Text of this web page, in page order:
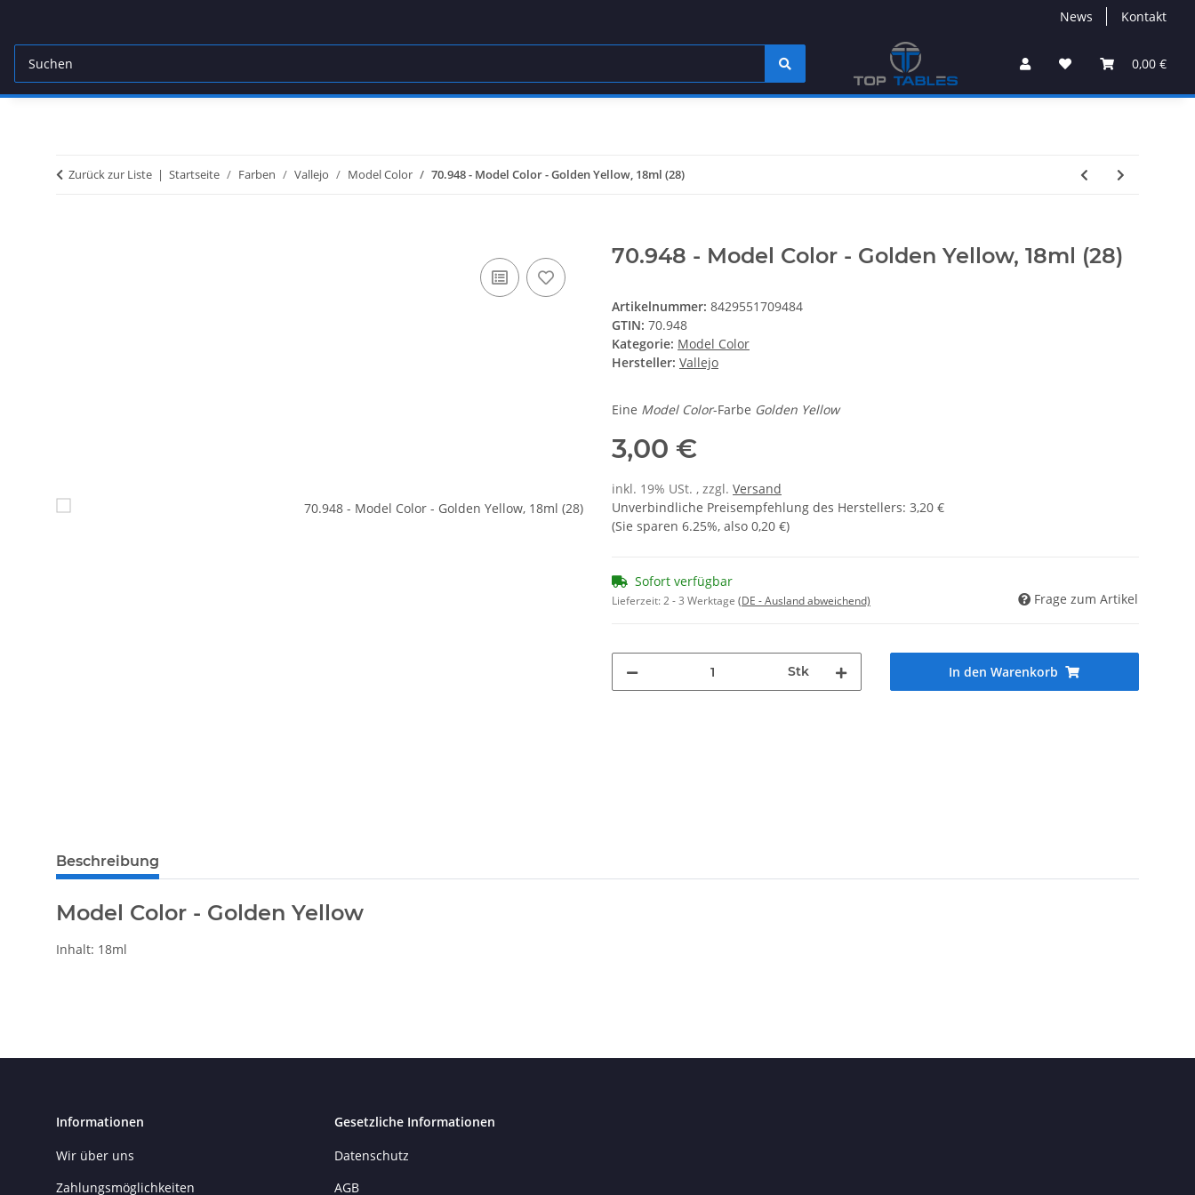
News Kontakt
0,00 €
Zurück zur Liste Startseite Farben Vallejo Model Color 70.948 - Model Color - Golden Yellow, 18ml (28)
70.948 - Model Color - Golden Yellow, 18ml (28)
Artikelnummer: 8429551709484
GTIN: 70.948
Kategorie: Model Color
Hersteller: Vallejo
Eine Model Color-Farbe Golden Yellow
3,00 €
inkl. 19% USt. , zzgl. Versand
Unverbindliche Preisempfehlung des Herstellers: 3,20 €
(Sie sparen 6.25%, also 0,20 €)
Sofort verfügbar
Lieferzeit:2 - 3 Werktage (DE - Ausland abweichend) Frage zum Artikel
Stk In den Warenkorb
Beschreibung
Model Color - Golden Yellow
Inhalt: 18ml
Informationen
Wir über uns
Zahlungsmöglichkeiten
Gesetzliche Informationen
Datenschutz
AGB